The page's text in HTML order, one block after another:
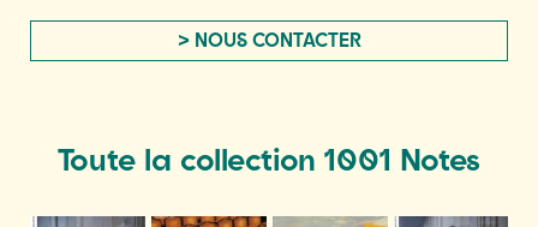
> NOUS CONTACTER
Toute la collection 1001 Notes